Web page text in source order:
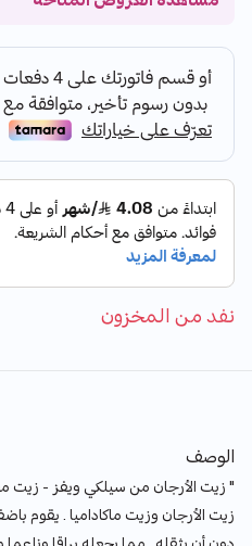
نفد من المخزون
الوصف
" زيت الأرجان من سيلكي ويفز - زيت
زيت الأرجان وزيت ماكاداميا . يقوم